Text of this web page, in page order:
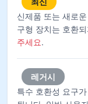
신제품 또는 새로
구형 장치는 호환
주세요.
레거시
특수 호환성 요구